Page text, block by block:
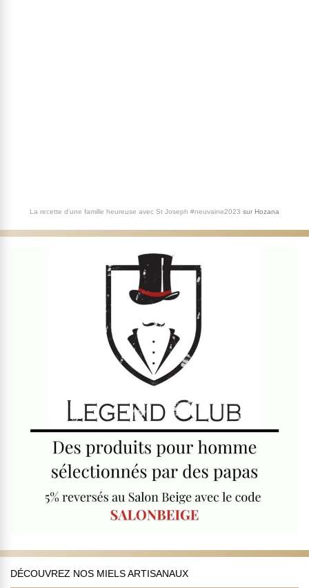
La recette d'une famille heureuse avec St Joseph #neuvaine2023 sur Hozana
DÉCOUVREZ NOS MIELS ARTISANAUX